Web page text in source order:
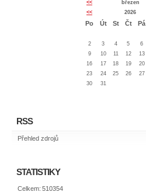
<< březen
<<
2026
Po Út St Čt Pá
2
3 4 5 6
9
10 11 12 13
16
17 18 19 20
23
24 25 26 27
30
31
RSS
Přehled zdrojů
STATISTIKY
Celkem: 510354